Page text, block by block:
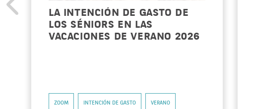
LA INTENCIÓN DE GASTO DE
LOS SÉNIORS EN LAS
VACACIONES DE VERANO 2026
ZOOM INTENCIÓN DE GASTO VERANO